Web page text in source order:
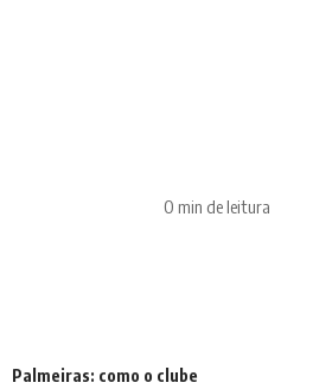
0 min de leitura
Palmeiras: como o clube